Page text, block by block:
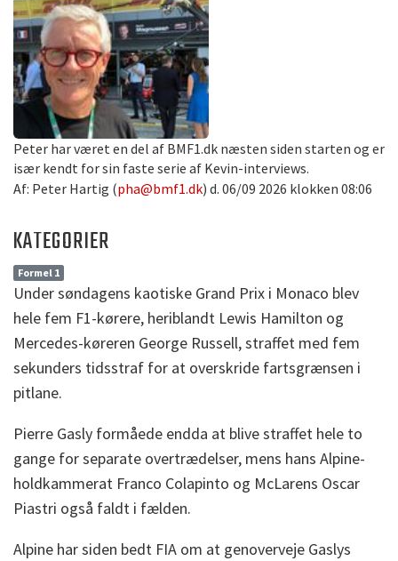
Peter har været en del af BMF1.dk næsten siden starten og er
især kendt for sin faste serie af Kevin-interviews.
Af: Peter Hartig (pha@bmf1.dk) d. 06/09 2026 klokken 08:06
KATEGORIER
Formel 1
Under søndagens kaotiske Grand Prix i Monaco blev
hele fem F1-kørere, heriblandt Lewis Hamilton og
Mercedes-køreren George Russell, straffet med fem
sekunders tidsstraf for at overskride fartsgrænsen i
pitlane.
Pierre Gasly formåede endda at blive straffet hele to
gange for separate overtrædelser, mens hans Alpine-
holdkammerat Franco Colapinto og McLarens Oscar
Piastri også faldt i fælden.
Alpine har siden bedt FIA om at genoverveje Gaslys